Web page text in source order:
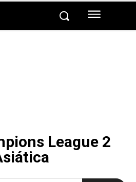
League 2